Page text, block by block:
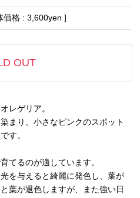
価格 : 3,600yen ]
OUT
レゲリア。
まり、小さなピンクのスポット
す。
てるのが適しています。
を与えると綺麗に発色し、葉が
葉が退色しますが、また強い日